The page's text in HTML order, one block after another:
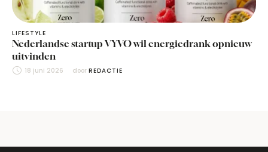
LIFESTYLE
Nederlandse startup VYVO wil energiedrank opnieuw
uitvinden
18 juni 2026 door REDACTIE